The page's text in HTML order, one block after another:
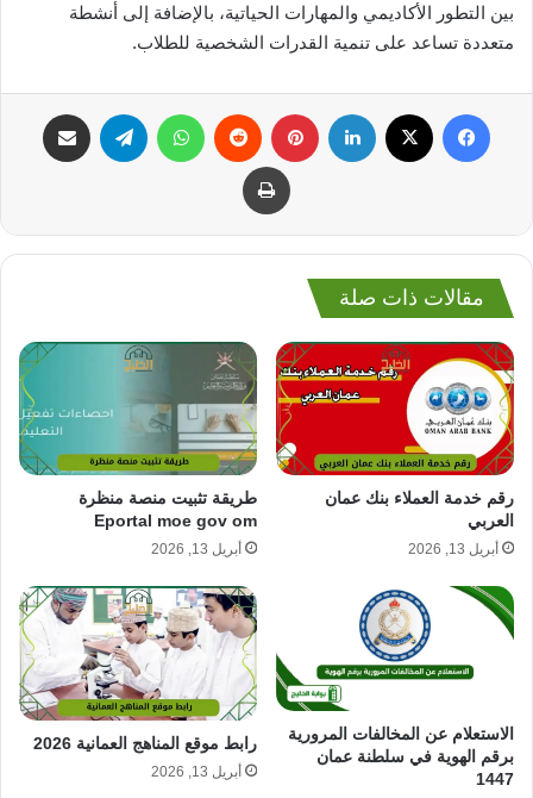
بين التطور الأكاديمي والمهارات الحياتية، بالإضافة إلى أنشطة
متعددة تساعد على تنمية القدرات الشخصية للطلاب.
فيسبوك لينكدإن بينتيريست واتساب تيلقرام
طباعة
مقالات ذات صلة
رقم خدمة العملاء بنك عمان
العربي
أبريل 13, 2026
طريقة تثبيت منصة منظرة
Eportal moe gov om
أبريل 13, 2026
الاستعلام عن المخالفات المرورية
برقم الهوية في سلطنة عمان
1447
رابط موقع المناهج العمانية 2026
أبريل 13, 2026